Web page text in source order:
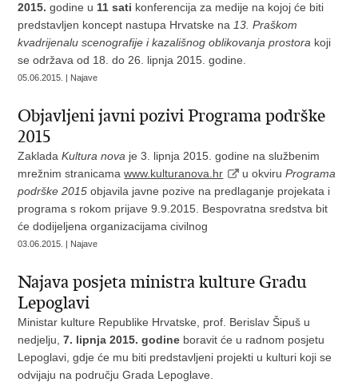
2015.godine u 11 sati konferencija za medije na kojoj će biti
predstavljen koncept nastupa Hrvatske na 13. Praškom
kvadrijenalu scenografije i kazališnog oblikovanja prostora koji
se održava od 18. do 26. lipnja 2015. godine.
05.06.2015. | Najave
Objavljeni javni pozivi Programa podrške
2015
ZakladaKultura nova je 3. lipnja 2015. godine na službenim
mrežnim stranicamawww.kulturanova.hr u okviruPrograma
podrške 2015 objavila javne pozive na predlaganje projekata i
programa s rokom prijave 9.9.2015. Bespovratna sredstva bit
će dodijeljena organizacijama civilnog
03.06.2015. | Najave
Najava posjeta ministra kulture Gradu
Lepoglavi
Ministar kulture Republike Hrvatske, prof. Berislav Šipuš u
nedjelju, 7. lipnja 2015. godine boravit će u radnom posjetu
Lepoglavi, gdje će mu biti predstavljeni projekti u kulturi koji se
odvijaju na području Grada Lepoglave.